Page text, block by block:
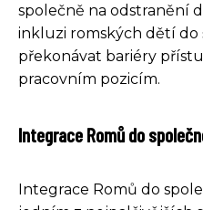
společně na odstranění
inkluzi romských dětí do
překonávat bariéry
pracovním pozicím.
Integrace Romů do
Integrace Romů do